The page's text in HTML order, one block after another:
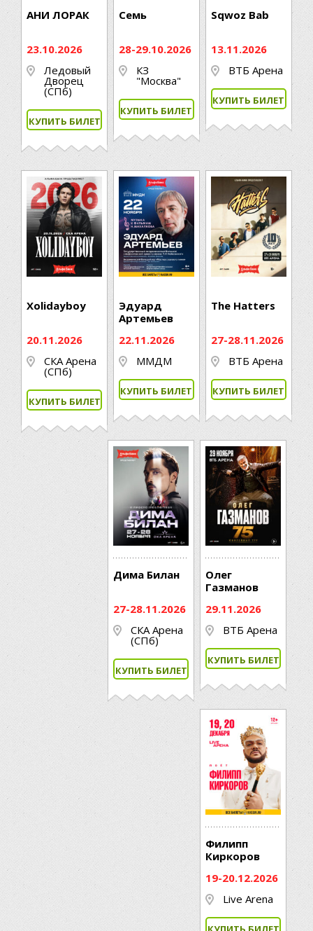
АНИ ЛОРАК
23.10.2026
Ледовый
Дворец
(CПб)
КУПИТЬ БИЛЕТ
Семь
28-29.10.2026
КЗ
"Москва"
КУПИТЬ БИЛЕТ
Sqwoz Bab
13.11.2026
ВТБ Арена
КУПИТЬ БИЛЕТ
Xolidayboy
20.11.2026
СКА Арена
(СПб)
КУПИТЬ БИЛЕТ
Эдуард
Артемьев
22.11.2026
ММДМ
КУПИТЬ БИЛЕТ
The Hatters
27-28.11.2026
ВТБ Арена
КУПИТЬ БИЛЕТ
Дима Билан
27-28.11.2026
СКА Арена
(СПб)
КУПИТЬ БИЛЕТ
Олег
Газманов
29.11.2026
ВТБ Арена
КУПИТЬ БИЛЕТ
Филипп
Киркоров
19-20.12.2026
Live Arena